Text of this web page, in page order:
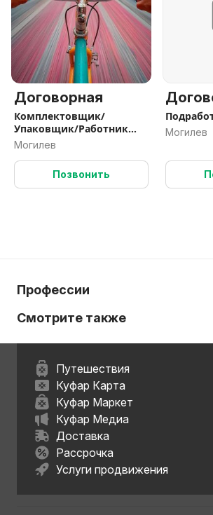
Договорная
Комплектовщик/
Упаковщик/Работник
склада (вахта)
Могилев
Позвонить
Могилев
Профессии
Смотрите также
Путешествия
Куфар Карта
Куфар Маркет
Куфар Медиа
Доставка
Рассрочка
Услуги продвижения